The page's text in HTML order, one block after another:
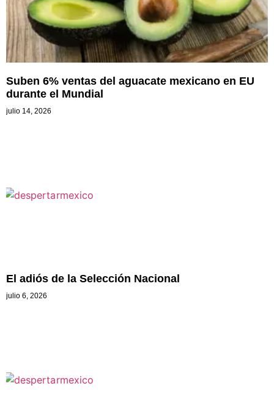
Suben 6% ventas del aguacate mexicano en EU
durante el Mundial
julio 14, 2026
El adiós de la Selección Nacional
julio 6, 2026